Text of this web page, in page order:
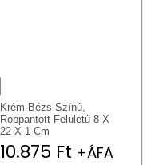
Krém-Bézs Színű,
Roppantott Felületű 8 X
22 X 1 Cm
10.875 Ft +ÁFA